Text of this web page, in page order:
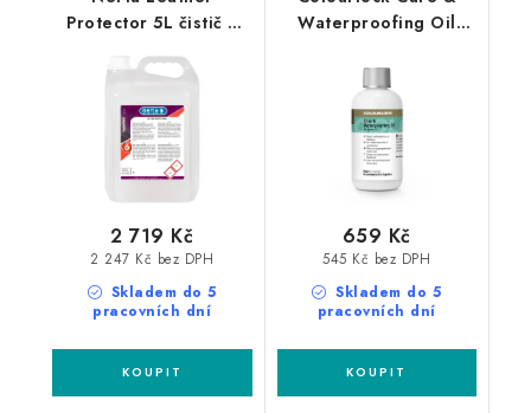
Protector 5L čistič a
Skladem do 5
pracovních dní
2 247 Kč bez DPH
2 719 Kč
Waterproofing Oil
olej na kůži
Skladem do 5
pracovních dní
545 Kč bez DPH
659 Kč